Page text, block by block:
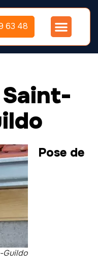
63 48
Guildo
Pose de